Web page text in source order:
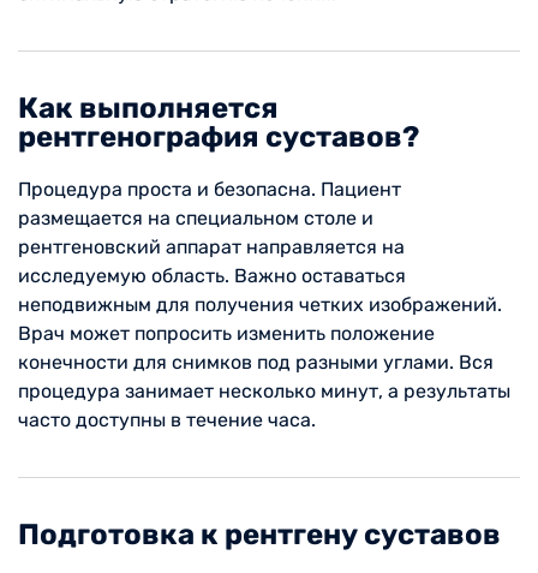
Как выполняется
рентгенография суставов?
Процедура проста и безопасна. Пациент
размещается на специальном столе и
рентгеновский аппарат направляется на
исследуемую область. Важно оставаться
неподвижным для получения четких изображений.
Врач может попросить изменить положение
конечности для снимков под разными углами. Вся
процедура занимает несколько минут, а результаты
часто доступны в течение часа.
Подготовка к рентгену суставов